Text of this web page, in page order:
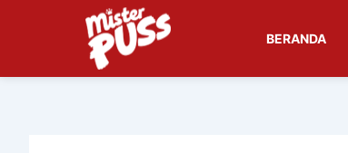
BERANDA
Post
navigation